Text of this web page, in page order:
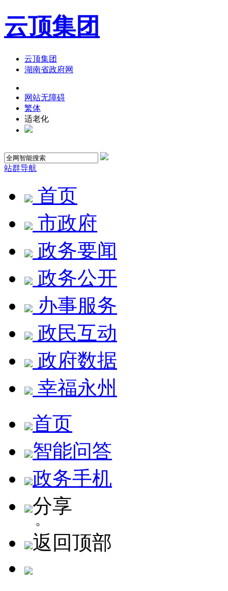
云顶集团
云顶集团
湖南省政府网
网站无障碍
繁体
适老化
站群导航
首页
市政府
政务要闻
政务公开
办事服务
政民互动
政府数据
幸福永州
首页
智能问答
政务手机
分享
返回顶部